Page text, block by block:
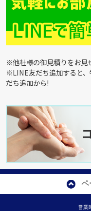
※他社様の御見積りをお見
※LINE友だち追加すると
だち追加から!
ペ
営業